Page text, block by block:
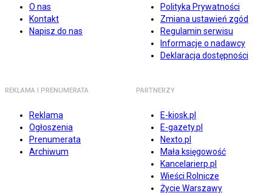
O nas
Kontakt
Napisz do nas
Polityka Prywatności
Zmiana ustawień zgód
Regulamin serwisu
Informacje o nadawcy
Deklaracja dostępności
REKLAMA I PRENUMERATA
Reklama
Ogłoszenia
Prenumerata
Archiwum
PARTNERZY
E-kiosk.pl
E-gazety.pl
Nexto.pl
Mała księgowość
Kancelarierp.pl
Wieści Rolnicze
Życie Warszawy